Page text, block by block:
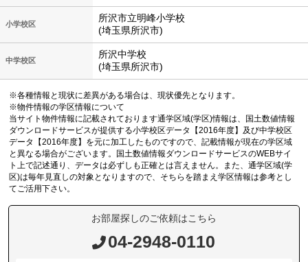
小学校区
所沢市立明峰小学校
(埼玉県所沢市)
中学校区
所沢中学校
(埼玉県所沢市)
※各種情報と現状に差異がある場合は、現状優先となります。
※物件情報の学区情報について
当サイト物件情報に記載されております通学区域(学区)情報は、国土数値情報
ダウンロードサービスが提供する小学校区データ【2016年度】及び中学校区
データ【2016年度】を元に加工したものですので、記載情報が現在の学区域
と異なる場合がございます。国土数値情報ダウンロードサービスのWEBサイ
ト上で記述通り、データは必ずしも正確とは言えません。また、通学区域(学
区)は毎年見直しの対象となりますので、そちらを踏まえ学区情報は参考とし
てご活用下さい。
お部屋探しのご依頼はこちら
04-2948-0110